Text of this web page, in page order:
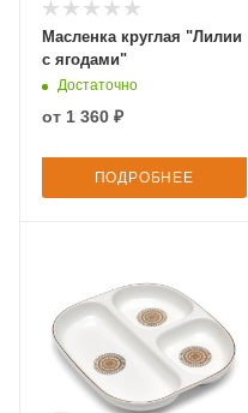
Масленка круглая "Лилии
с ягодами"
Достаточно
от 1 360 ₽
ПОДРОБНЕЕ